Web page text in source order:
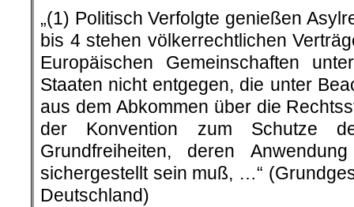
„(1) Politisch Verfolgte genießen
bis 4 stehen völkerrechtlichen
Europäischen Gemeinschaften
Staaten nicht entgegen, die unter
aus dem Abkommen über die
der Konvention zum Schutze
Grundfreiheiten, deren
sichergestellt sein muß, …“
Deutschland)